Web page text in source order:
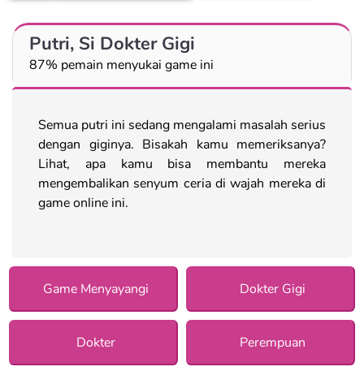
Putri, Si Dokter Gigi
87% pemain menyukai game ini
Semua putri ini sedang mengalami masalah serius
dengan giginya. Bisakah kamu memeriksanya?
Lihat, apa kamu bisa membantu mereka
mengembalikan senyum ceria di wajah mereka di
game online ini.
Game Menyayangi Dokter Gigi
Dokter Perempuan